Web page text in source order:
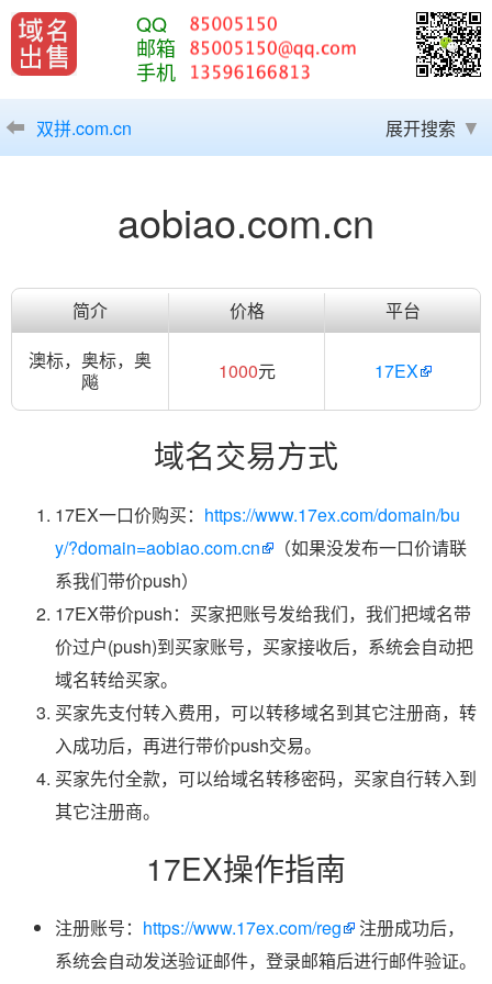
QQ
邮箱
手机
双拼.com.cn 展开搜索
aobiao.com.cn
简介 价格
平台
澳标，奥标，奥
飚
1000元 17EX
域名交易方式
17EX一口价购买： https://www.17ex.com/domain/bu
y/?domain=aobiao.com.cn
（如果没发布一口价请联
系我们带价push）
17EX带价push：买家把账号发给我们，我们把域名带
价过户(push)到买家账号，买家接收后，系统会自动把
域名转给买家。
买家先支付转入费用，可以转移域名到其它注册商，转
入成功后，再进行带价push交易。
买家先付全款，可以给域名转移密码，买家自行转入到
其它注册商。
17EX操作指南
注册账号： https://www.17ex.com/reg
注册成功后，
系统会自动发送验证邮件，登录邮箱后进行邮件验证。